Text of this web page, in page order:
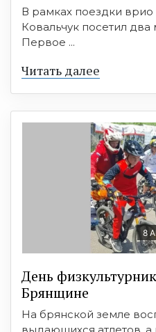
В рамках поездки врио
Ковальчук посетил
Первое ...
Читать далее
8
День
Брянщине
На брянской земле